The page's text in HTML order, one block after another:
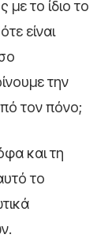
το ίδιο το
είναι
την
τον πόνο;
και τη
το